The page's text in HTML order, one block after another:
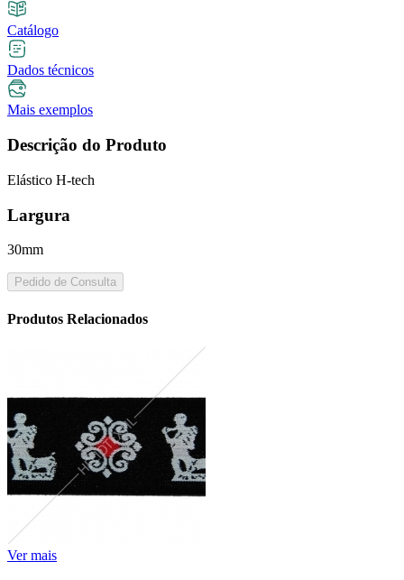
Catálogo
Dados técnicos
Mais exemplos
Descrição do Produto
Elástico H-tech
Largura
30mm
Pedido de Consulta
Produtos Relacionados
Ver mais